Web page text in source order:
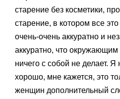
старение без косметики,
старение, в котором все
очень-очень аккуратно и
аккуратно, что окружающим
ничего с собой не делает. Я
хорошо, мне кажется, это
женщин дополнительный